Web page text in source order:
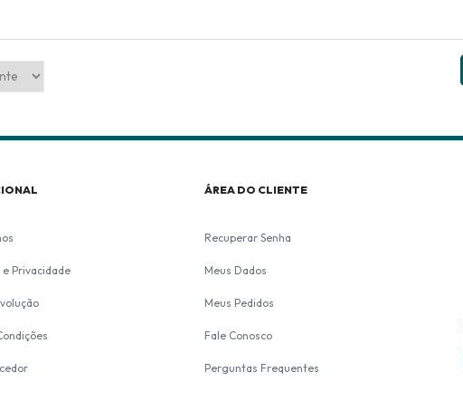
Privacidade
ÁREA DO CLIENTE
Recuperar Senha
Meus Dados
Meus Pedidos
Fale Conosco
Perguntas Frequentes